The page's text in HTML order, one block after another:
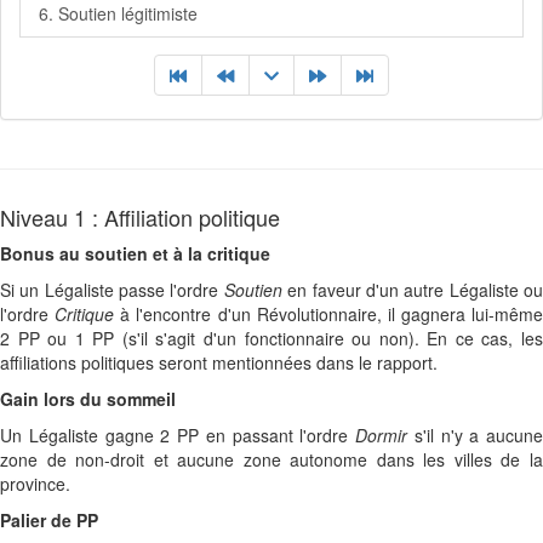
6. Soutien légitimiste
Niveau 1 : Affiliation politique
Bonus au soutien et à la critique
Si un Légaliste passe l'ordre Soutienen faveur d'un autre Légaliste ou
l'ordre Critique à l'encontre d'un Révolutionnaire, il gagnera lui-même
2 PP ou 1 PP (s'il s'agit d'un fonctionnaire ou non). En ce cas, les
affiliations politiques seront mentionnées dans le rapport.
Gain lors du sommeil
Un Légaliste gagne 2 PP en passant l'ordre Dormirs'il n'y a aucune
zone de non-droit et aucune zone autonome dans les villes de la
province.
Palier de PP